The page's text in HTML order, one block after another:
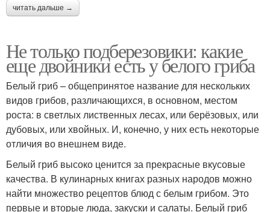
читать дальше →
Не только подберезовики: какие
еще двойники есть у белого гриба
Белый гриб – общепринятое название для нескольких
видов грибов, различающихся, в основном, местом
роста: в светлых лиственных лесах, или берёзовых, или
дубовых, или хвойных. И, конечно, у них есть некоторые
отличия во внешнем виде.
Белый гриб высоко ценится за прекрасные вкусовые
качества. В кулинарных книгах разных народов можно
найти множество рецептов блюд с белым грибом. Это
первые и вторые люда, закуски и салаты. Белый гриб